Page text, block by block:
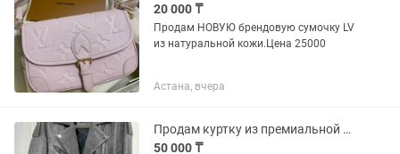
20 000 ₸
Продам НОВУЮ брендовую сумочку LV
из натуральной кожи.Цена 25000
Астана, вчера
Продам куртку из премиальной кожи
50 000 ₸